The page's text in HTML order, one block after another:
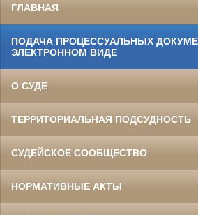
ГЛАВНАЯ
ПОДАЧА ПРОЦЕССУАЛЬНЫХ
ЭЛЕКТРОННОМ ВИДЕ
О СУДЕ
ТЕРРИТОРИАЛЬНАЯ ПОДСУДНОСТЬ
СУДЕЙСКОЕ СООБЩЕСТВО
НОРМАТИВНЫЕ АКТЫ